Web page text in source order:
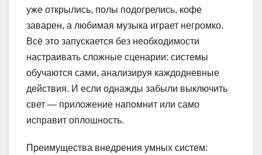
уже открылись, полы подогрелись, кофе
заварен, а любимая музыка играет негромко.
Всё это запускается без необходимости
настраивать сложные сценарии: системы
обучаются сами, анализируя каждодневные
действия. И если однажды забыли выключить
свет — приложение напомнит или само
исправит оплошность.
Преимущества внедрения умных систем: